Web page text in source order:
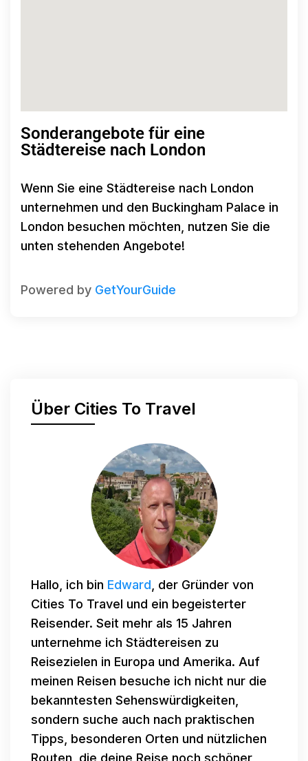
Sonderangebote für eine
Städtereise nach London
Wenn Sie eine Städtereise nach London
unternehmen und den Buckingham Palace in
London besuchen möchten, nutzen Sie die
unten stehenden Angebote!
Powered by GetYourGuide
Über Cities To Travel
Hallo, ich bin Edward , der Gründer von
Cities To Travel und ein begeisterter
Reisender. Seit mehr als 15 Jahren
unternehme ich Städtereisen zu
Reisezielen in Europa und Amerika. Auf
meinen Reisen besuche ich nicht nur die
bekanntesten Sehenswürdigkeiten,
sondern suche auch nach praktischen
Tipps, besonderen Orten und nützlichen
Routen, die deine Reise noch schöner